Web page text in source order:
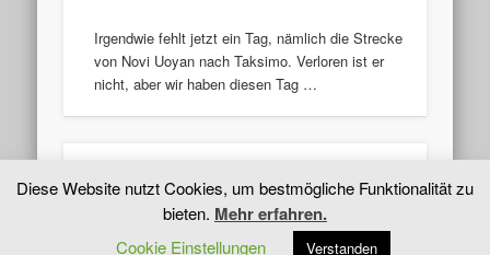
Irgendwie fehlt jetzt ein Tag, nämlich die Strecke
von Novi Uoyan nach Taksimo. Verloren ist er
nicht, aber wir haben diesen Tag …
Diese Website nutzt Cookies, um bestmögliche Funktionalität zu
bieten. Mehr erfahren.
Cookie Einstellungen Verstanden